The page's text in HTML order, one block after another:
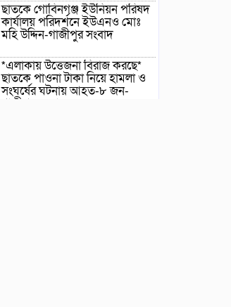
ছাতকে গোবিনগঞ্জ ইউনিয়ন পরিষদ
কার্যালয় পরিদর্শনে ইউএনও মোঃ
মহি উদ্দিন-গাজীপুর সংবাদ
*এলাকায় উত্তেজনা বিরাজ করছে*
ছাতকে পাওনা টাকা নিয়ে হামলা ও
সংঘর্ষের ঘটনায় আহত-৮ জন-
গাজীপুর সংবাদ